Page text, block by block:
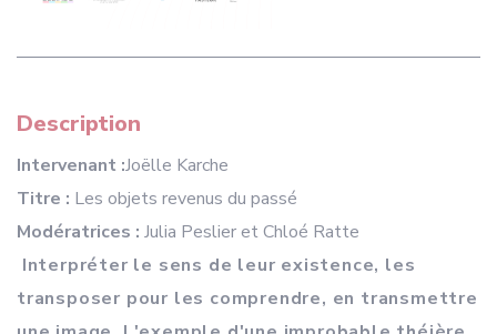
Description
Intervenant :Joëlle Karche
Titre : Les objets revenus du passé
Modératrices : Julia Peslier et Chloé Ratte
Interpréter le sens de leur existence, les
transposer pour les comprendre, en transmettre